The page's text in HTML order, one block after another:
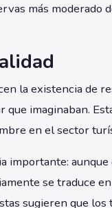
más moderado
la existencia de
que imaginaban.
en el sector
importante:
se traduce
sugieren que